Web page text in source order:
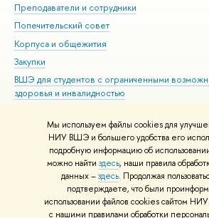
Мы используем файлы cookies для
НИУ ВШЭ и большего удобства его
подробную информацию об
можно найти здесь, наши правила
данных –здесь. Продолжая
подтверждаете, что были
использовании файлов cookies сайтом
с нашими правилами обработки
Преподаватели и сотрудники
Попечительский совет
Корпуса и общежития
Закупки
ВШЭ для студентов с ограниченными
здоровья и инвалидностью
Единая платежная страница
© НИУ ВШЭ 1993–2026 Адреса и контакты
материалов Политика конфиденциальности